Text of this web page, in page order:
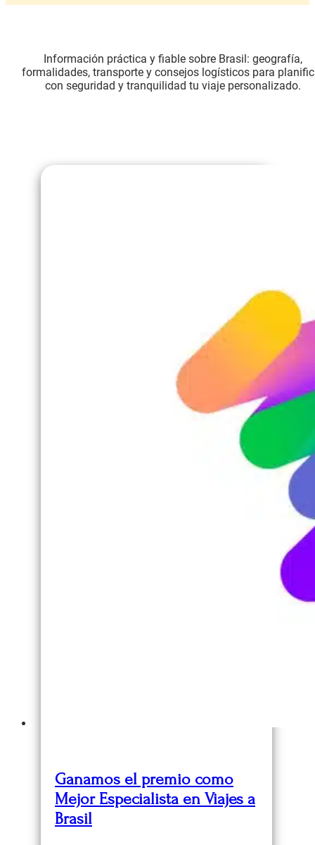
Información práctica y fiable sobre Brasil: geografía,
formalidades, transporte y consejos logísticos para
con seguridad y tranquilidad tu viaje personalizado.
Ganamos el premio como
Mejor Especialista en Viajes a
Brasil